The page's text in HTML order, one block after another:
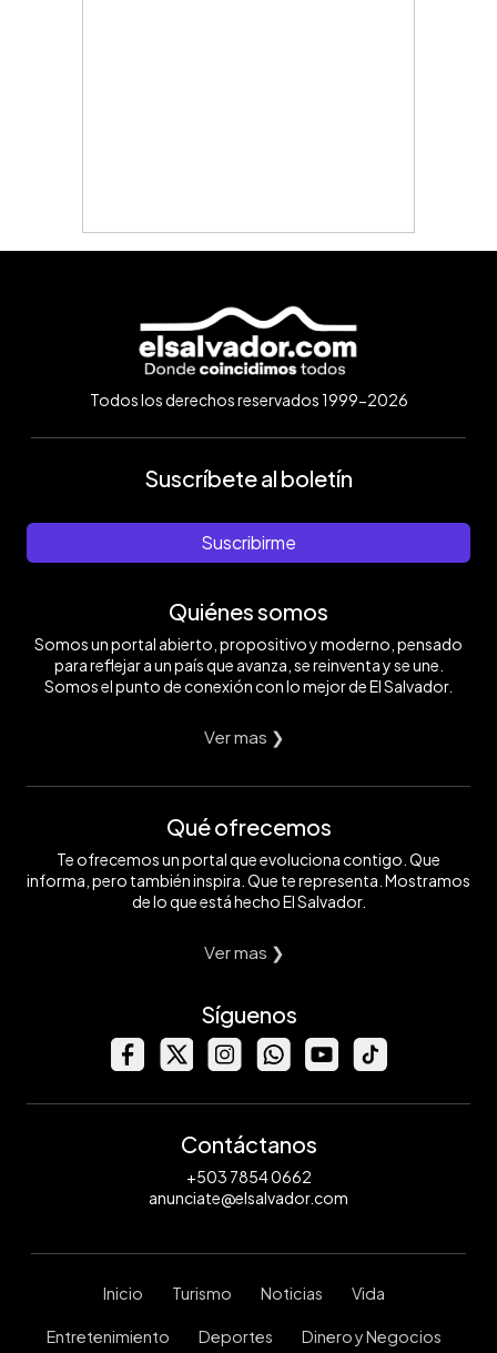
Todos los derechos reservados 1999-2026
Suscríbete al boletín
Suscribirme
Quiénes somos
Somos un portal abierto, propositivo y moderno, pensado
para reflejar a un país que avanza, se reinventa y se une.
Somos el punto de conexión con lo mejor de El Salvador.
Ver mas ❯
Qué ofrecemos
Te ofrecemos un portal que evoluciona contigo. Que
informa, pero también inspira. Que te representa. Mostramos
de lo que está hecho El Salvador.
Ver mas ❯
Síguenos
Contáctanos
+503 7854 0662
anunciate@elsalvador.com
Inicio Turismo Noticias Vida
Entretenimiento Deportes Dinero y Negocios